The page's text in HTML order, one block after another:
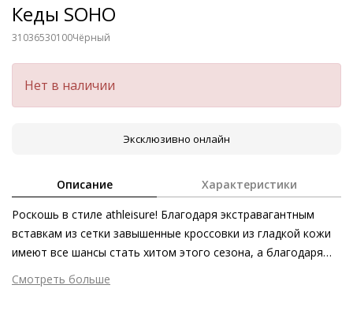
Кеды SOHO
31036530100Чёрный
Нет в наличии
Эксклюзивно онлайн
Описание Характеристики
Роскошь в стиле athleisure! Благодаря экстравагантным
вставкам из сетки завышенные кроссовки из гладкой кожи
имеют все шансы стать хитом этого сезона, а благодаря
«дышащей» кожаной подкладке обеспечат и комфортный
микроклимат даже в жаркую летнюю погоду. Модель SOHO
Смотреть больше